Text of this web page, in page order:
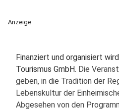
Anzeige
Finanziert und organisiert
Tourismus GmbH. Die
geben, in die Tradition der
Lebenskultur der
Abgesehen von den